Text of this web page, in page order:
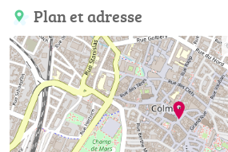
Plan et adresse